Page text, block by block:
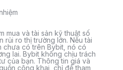
mua và tài sản kỹ thuật số
rủi ro thị trường lớn. Nếu tài
chưa có trên Bybit, nó có
lai. Bybit không chịu trách
của bạn. Thông tin giá và
công khai, chỉ để tham